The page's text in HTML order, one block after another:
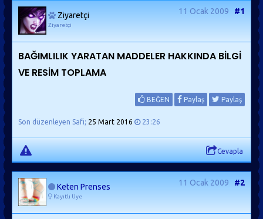
Ziyaretçi
Ziyaretçi
11 Ocak 2009 #1
BAĞIMLILIK YARATAN MADDELER HAKKINDA BİLGİ
VE RESİM TOPLAMA
BEĞEN Paylaş Paylaş
Son düzenleyen Safi; 25 Mart 2016 23:26
Cevapla
Keten Prenses
Kayıtlı Üye
11 Ocak 2009 #2